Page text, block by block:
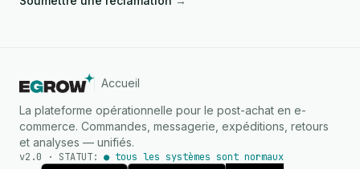
Accueil
La plateforme opérationnelle pour le post-achat en e-
commerce. Commandes, messagerie, expéditions, retours
et analyses — unifiés.
v2.0 · STATUT: ● tous les systèmes sont normaux